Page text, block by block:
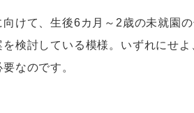
けて、生後6カ月～ 2歳の未就園
検討している模様。いずれにせ
なのです。